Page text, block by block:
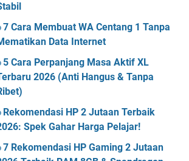
7 Cara Membuat WA Centang 1 Tanpa
Data Internet
5 Cara Perpanjang Masa Aktif XL
2026 (Anti Hangus & Tanpa
Rekomendasi HP 2 Jutaan Terbaik
Spek Gahar Harga Pelajar!
7 Rekomendasi HP Gaming 2 Jutaan